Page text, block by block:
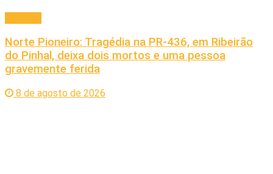
Norte Pioneiro: Tragédia na PR-436, em Ribeirão
do Pinhal, deixa dois mortos e uma pessoa
gravemente ferida
8 de agosto de 2026